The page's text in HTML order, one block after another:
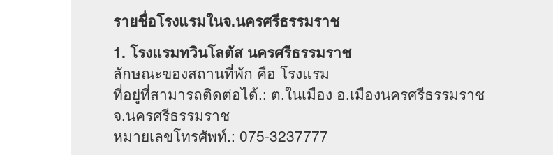
รายชื่อโรงแรมในจ.นครศรีธรรมราช
1. โรงแรมทวินโลตัส นครศรีธรรมราช
ลักษณะของสถานที่พัก คือ โรงแรม
ที่อยู่ที่สามารถติดต่อได้.: ต.ในเมือง อ.เมืองนครศรีธรรมราช
จ.นครศรีธรรมราช
หมายเลขโทรศัพท์.: 075-3237777